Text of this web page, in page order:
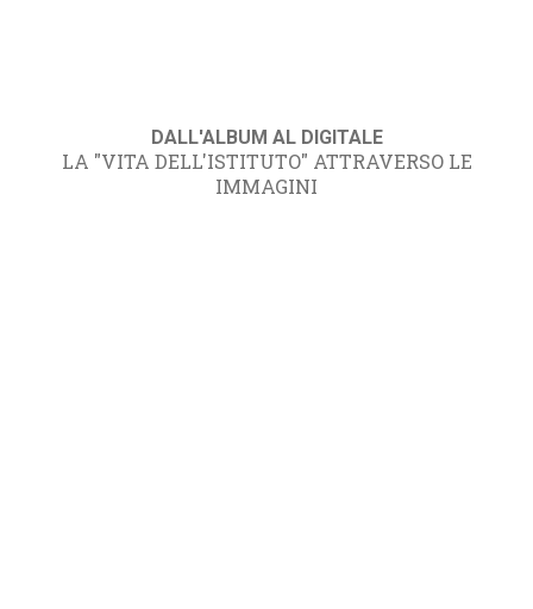
DALL'ALBUM AL DIGITALE
LA "VITA DELL'ISTITUTO" ATTRAVERSO LE
IMMAGINI